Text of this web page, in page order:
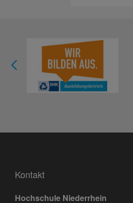
Kontakt
Hochschule Niederrhein